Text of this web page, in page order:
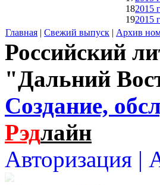
182015
192015
Главная | Свежий выпуск | Архив
Российский
"Дальний
Создание,
Рэдлайн
Авторизация |